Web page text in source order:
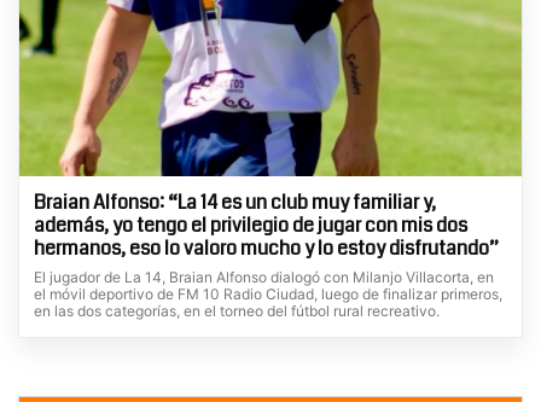
Braian Alfonso: “La 14 es un club muy familiar y,
además, yo tengo el privilegio de jugar con mis dos
hermanos, eso lo valoro mucho y lo estoy disfrutando”
El jugador de La 14, Braian Alfonso dialogó con Milanjo Villacorta, en
el móvil deportivo de FM 10 Radio Ciudad, luego de finalizar primeros,
en las dos categorías, en el torneo del fútbol rural recreativo.